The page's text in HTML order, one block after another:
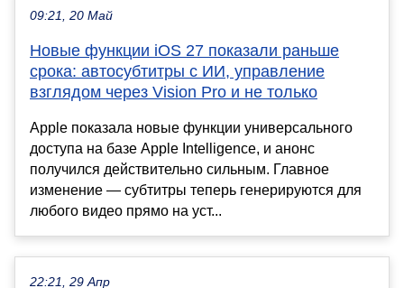
09:21, 20 Май
Новые функции iOS 27 показали раньше
срока: автосубтитры с ИИ, управление
взглядом через Vision Pro и не только
Apple показала новые функции универсального
доступа на базе Apple Intelligence, и анонс
получился действительно сильным. Главное
изменение — субтитры теперь генерируются для
любого видео прямо на уст...
22:21, 29 Апр